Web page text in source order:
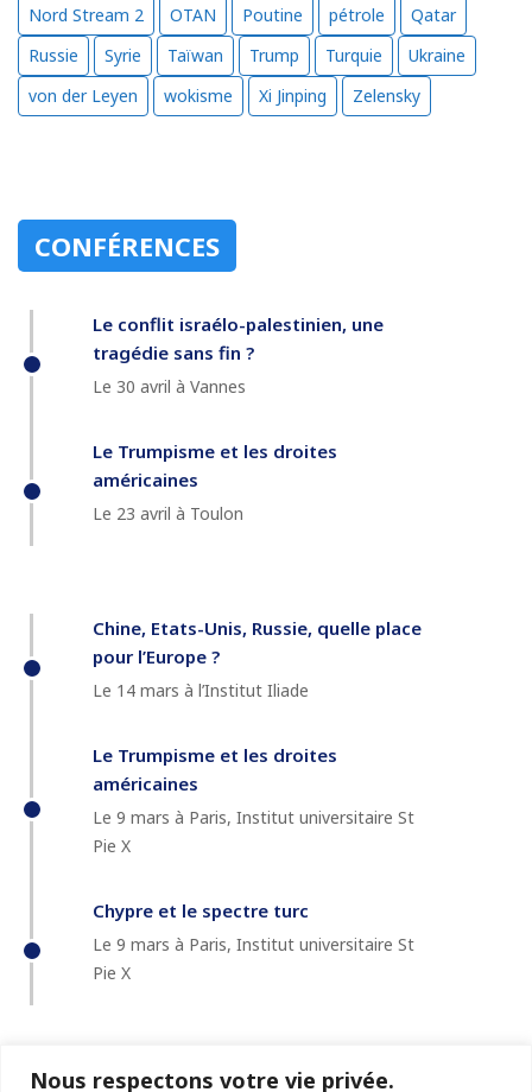
Nous respectons votre vie privée.
Nord Stream 2
OTAN Poutine pétrole
Qatar
Russie
Syrie Taïwan Trump Turquie
Ukraine
von der Leyen
wokisme Xi Jinping Zelensky
CONFÉRENCES
Le conflit israélo-palestinien, une
tragédie sans fin ?
Le 30 avril à Vannes
Le Trumpisme et les droites
américaines
Le 23 avril à Toulon
Chine, Etats-Unis, Russie, quelle place
pour l’Europe ?
Le 14 mars à l’Institut Iliade
Le Trumpisme et les droites
américaines
Le 9 mars à Paris, Institut universitaire St
Pie X
Chypre et le spectre turc
Le 9 mars à Paris, Institut universitaire St
Pie X